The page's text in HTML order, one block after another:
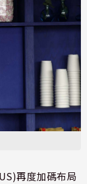
再度加碼布局